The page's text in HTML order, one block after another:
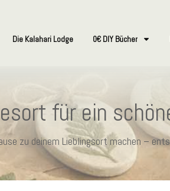
Die Kalahari Lodge 0€ DIY Bücher
für ein
zu deinem Lieblingsort machen –